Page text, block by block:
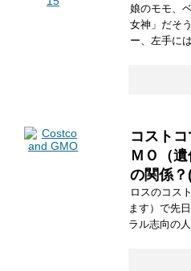
娘のモモ、
女神」だそ
ー、左手に
コスト
ＭＯ（
の関係
ロスのコス
ます）で先
ラル志向の